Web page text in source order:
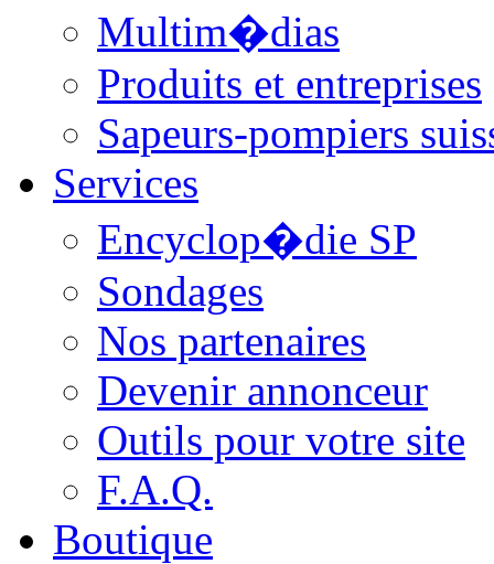
Multim�dias
Produits et entreprises
Sapeurs-pompiers
Services
Encyclop�die SP
Sondages
Nos partenaires
Devenir annonceur
Outils pour votre site
F.A.Q.
Boutique